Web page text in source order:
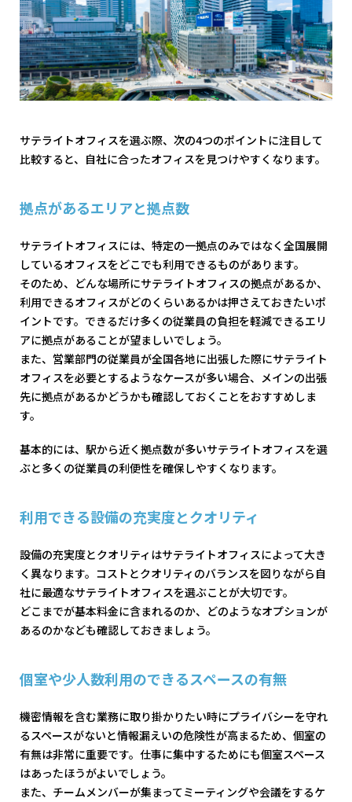
サテライトオフィスを選ぶ際、次の4つのポイントに注目して
比較すると、自社に合ったオフィスを見つけやすくなります。
拠点があるエリアと拠点数
サテライトオフィスには、特定の一拠点のみではなく全国展開
しているオフィスをどこでも利用できるものがあります。
そのため、どんな場所にサテライトオフィスの拠点があるか、
利用できるオフィスがどのくらいあるかは押さえておきたいポ
イントです。できるだけ多くの従業員の負担を軽減できるエリ
アに拠点があることが望ましいでしょう。
また、営業部門の従業員が全国各地に出張した際にサテライト
オフィスを必要とするようなケースが多い場合、メインの出張
先に拠点があるかどうかも確認しておくことをおすすめしま
す。
基本的には、駅から近く拠点数が多いサテライトオフィスを選
ぶと多くの従業員の利便性を確保しやすくなります。
利用できる設備の充実度とクオリティ
設備の充実度とクオリティはサテライトオフィスによって大き
く異なります。コストとクオリティのバランスを図りながら自
社に最適なサテライトオフィスを選ぶことが大切です。
どこまでが基本料金に含まれるのか、どのようなオプションが
あるのかなども確認しておきましょう。
個室や少人数利用のできるスペースの有無
機密情報を含む業務に取り掛かりたい時にプライバシーを守れ
るスペースがないと情報漏えいの危険性が高まるため、個室の
有無は非常に重要です。仕事に集中するためにも個室スペース
はあったほうがよいでしょう。
また、チームメンバーが集まってミーティングや会議をするケ